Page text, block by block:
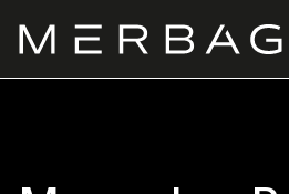
zum
Inhalt